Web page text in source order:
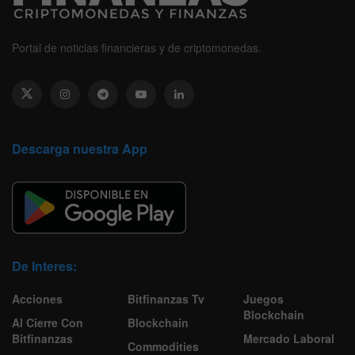
Portal de noticias financieras y de criptomonedas.
Descarga nuestra App
De Interes:
Acciones
Al Cierre Con
Bitfinanzas
Bitfinanzas Tv
Blockchain
Commodities
Juegos
Blockchain
Mercado Laboral